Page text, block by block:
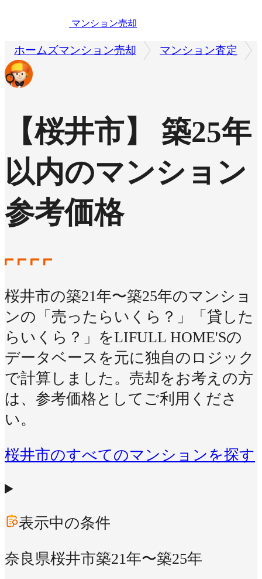
マンション売却
ホームズマンション売却 マンション査定
【桜井市】 築25年
以内のマンション
参考価格
桜井市の築21年〜築25年のマンショ
ンの「売ったらいくら？」「貸した
らいくら？」をLIFULL HOME'Sの
データベースを元に独自のロジック
で計算しました。売却をお考えの方
は、参考価格としてご利用くださ
い。
桜井市のすべてのマンションを探す
表示中の条件
奈良県桜井市築21年〜築25年